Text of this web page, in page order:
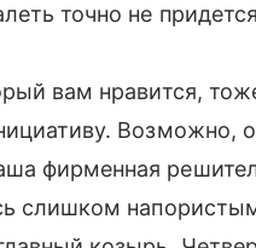
точно не
вам нравится,
Возможно,
фирменная
слишком